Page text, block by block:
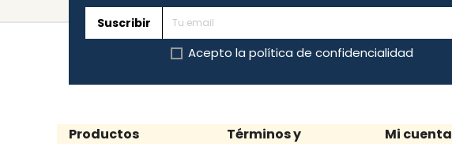
Suscribir
Acepto la política de confidencialidad
Productos
Términos y
Mi cuenta